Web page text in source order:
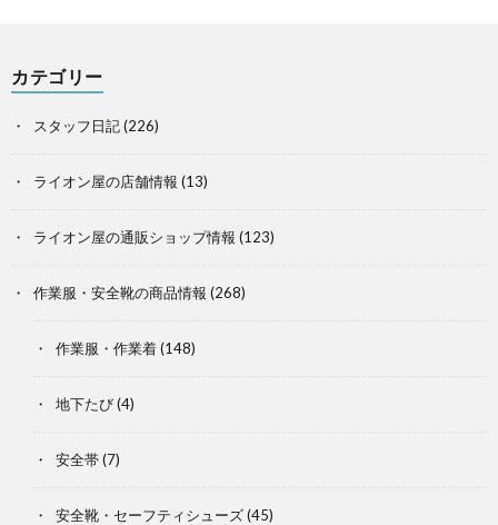
カテゴリー
スタッフ日記(226)
ライオン屋の店舗情報 (13)
ライオン屋の通販ショップ情報 (123)
作業服・安全靴の商品情報 (268)
作業服・作業着(148)
地下たび(4)
安全帯(7)
安全靴・セーフティシューズ(45)